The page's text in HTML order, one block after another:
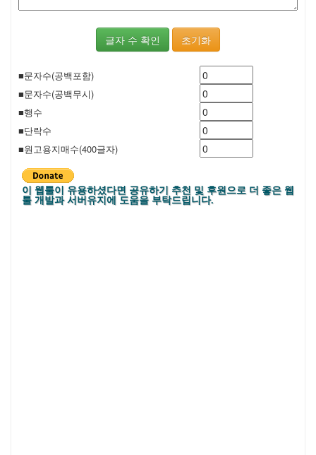
■문자수(공백포함)
■문자수(공백무시)
■행수
■단락수
■원고용지매수(400글자)
이 웹툴이 유용하셨다면 공유하기 추천 및 후원으로 더 좋은 웹
툴 개발과 서버유지에 도움을 부탁드립니다.